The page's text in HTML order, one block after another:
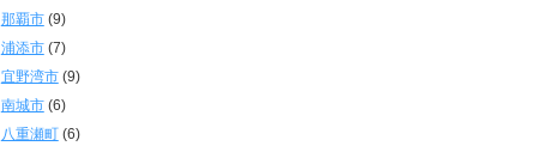
那覇市(9)
浦添市(7)
宜野湾市(9)
南城市(6)
八重瀬町(6)